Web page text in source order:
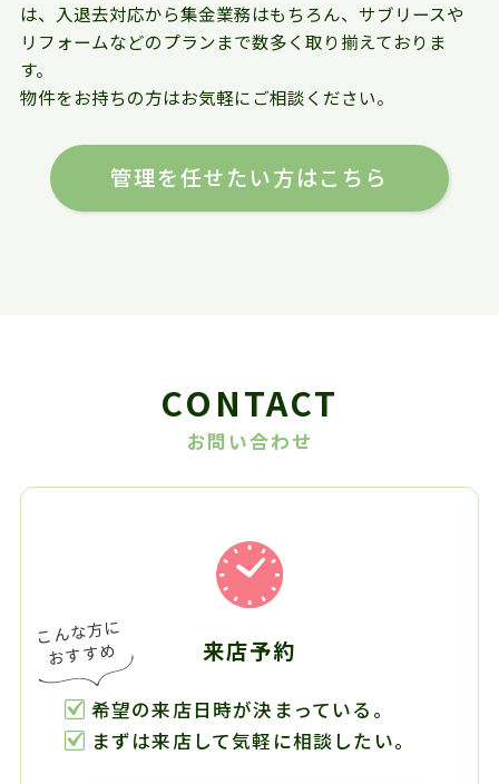
は、入退去対応から集金業務はもちろん、サブリースや
リフォームなどのプランまで数多く取り揃えておりま
す。
物件をお持ちの方はお気軽にご相談ください。
管理を任せたい方はこちら
CONTACT
お問い合わせ
来店予約
希望の来店日時が決まっている。
まずは来店して気軽に相談したい。